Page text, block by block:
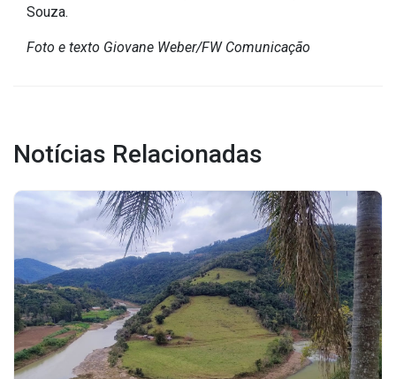
Souza.
Foto e texto Giovane Weber/FW Comunicação
Notícias Relacionadas